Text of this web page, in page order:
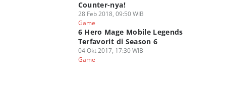
Counter-nya!
28 Feb 2018, 09:50 WIB
Game
6 Hero Mage Mobile Legends
Terfavorit di Season 6
04 Okt 2017, 17:30 WIB
Game